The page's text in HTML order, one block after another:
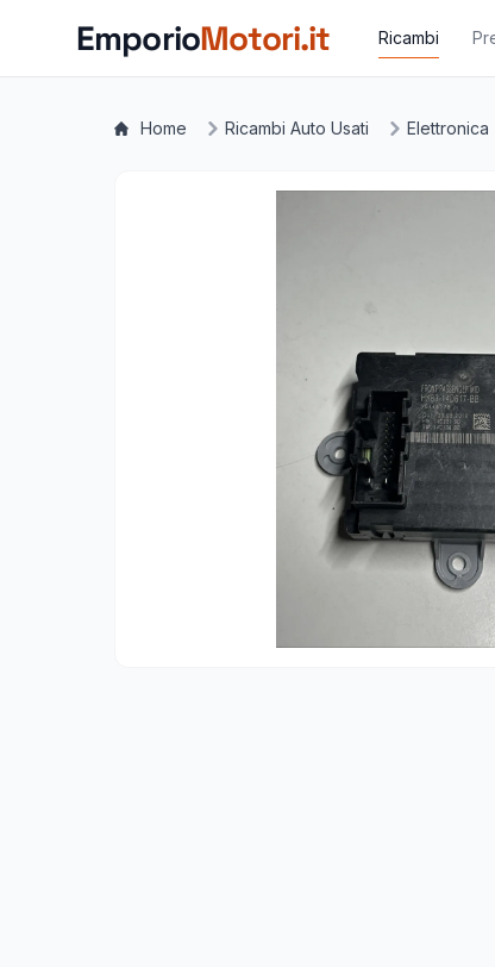
EmporioMotori.it Ricambi
Home Ricambi Auto Usati Elettronica